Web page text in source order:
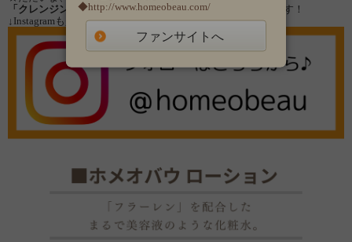
「クレンジングオイルプレゼントキャンペーン」
も実施中です！
↓Instagramも是非チェックしてみてくださいね。
◆http://www.homeobeau.com/
ファンサイトへ